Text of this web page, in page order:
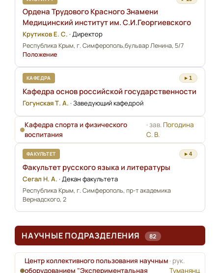
Ордена Трудового Красного Знамени
Медицинский институт им. С.И.Георгиевского
Крутиков Е. С. · Директор
Республика Крым, г. Симферополь,бульвар Ленина, 5/7
Положение
КАФЕДРА ▸ 1
Кафедра основ российской государственности
Гогунская Т. А. · Заведующий кафедрой
Кафедра спорта и физического
воспитания
· зав. Погодина
С. В.
ФАКУЛЬТЕТ ▸ 4
Факультет русского языка и литературы
Сегал Н. А. · Декан факультета
Республика Крым, г. Симферополь, пр-т академика
Вернадского, 2
НАУЧНЫЕ ПОДРАЗДЕЛЕНИЯ 82
Центр коллективного пользования научным
оборудованием "Экспериментальная
· рук.
Туманянц